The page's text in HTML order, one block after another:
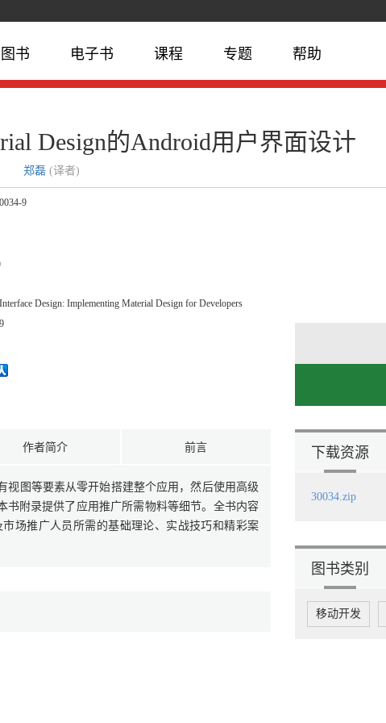
图书 电子书 课程 专题 帮助
Design的Android用户界面设计
) 郑磊(译者)
9
Design: Implementing Material Design for Developers
作者简介 前言
视图等要素从零开始搭建整个应用，然后使用高级
书附录提供了应用推广所需物料等细节。全书内容
场推广人员所需的基础理论、实战技巧和精彩案
下载资源
30034.zip
图书类别
移动开发